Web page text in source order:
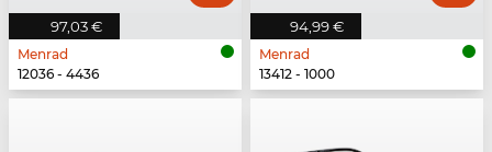
97,03 €
Menrad
12036 - 4436
94,99 €
Menrad
13412 - 1000